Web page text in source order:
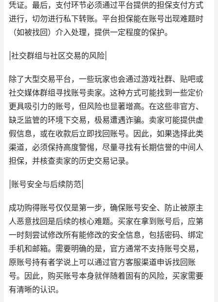
凭证。最后，支付环节必须通过平台提供的担保支付方式
进行，切勿进行私下转账。平台担保能在账号出现难题时
（如被找回）介入处理，提供一定程度的保护。
|社交群组与社区交易的风险|
除了大型交易平台，一些玩家也会通过游戏社群、贴吧或
社交媒体群组寻找账号卖家。这种方式可能找到一些定价
更具吸引力的账号，但风险也显著增高。在这些非官方、
缺乏监管的环境下交易，极易遭遇诈骗。卖家可能提供虚
假信息，或在收款后立即找回账号。因此，如果选择此类
渠道，必须保持高度警惕，尽量寻找有长期信誉的中间人
担保，并核查卖家的历史交易记录。
|账号安全与后续防范|
成功购得账号仅仅是第一步，确保账号安全、防止被原主
人恶意找回是后续的核心难题。买家在拿到账号后，应第
一时刻尝试修改所有能修改的安全信息，包括密码、绑定
手机和邮箱。需要明确的是，官方通常不支持账号交易，
原账号持有者学说上可以通过官方客服渠道申诉找回账
号。因此，购买账号本身就伴随着固有的风险，买家需要
有清晰的认识。